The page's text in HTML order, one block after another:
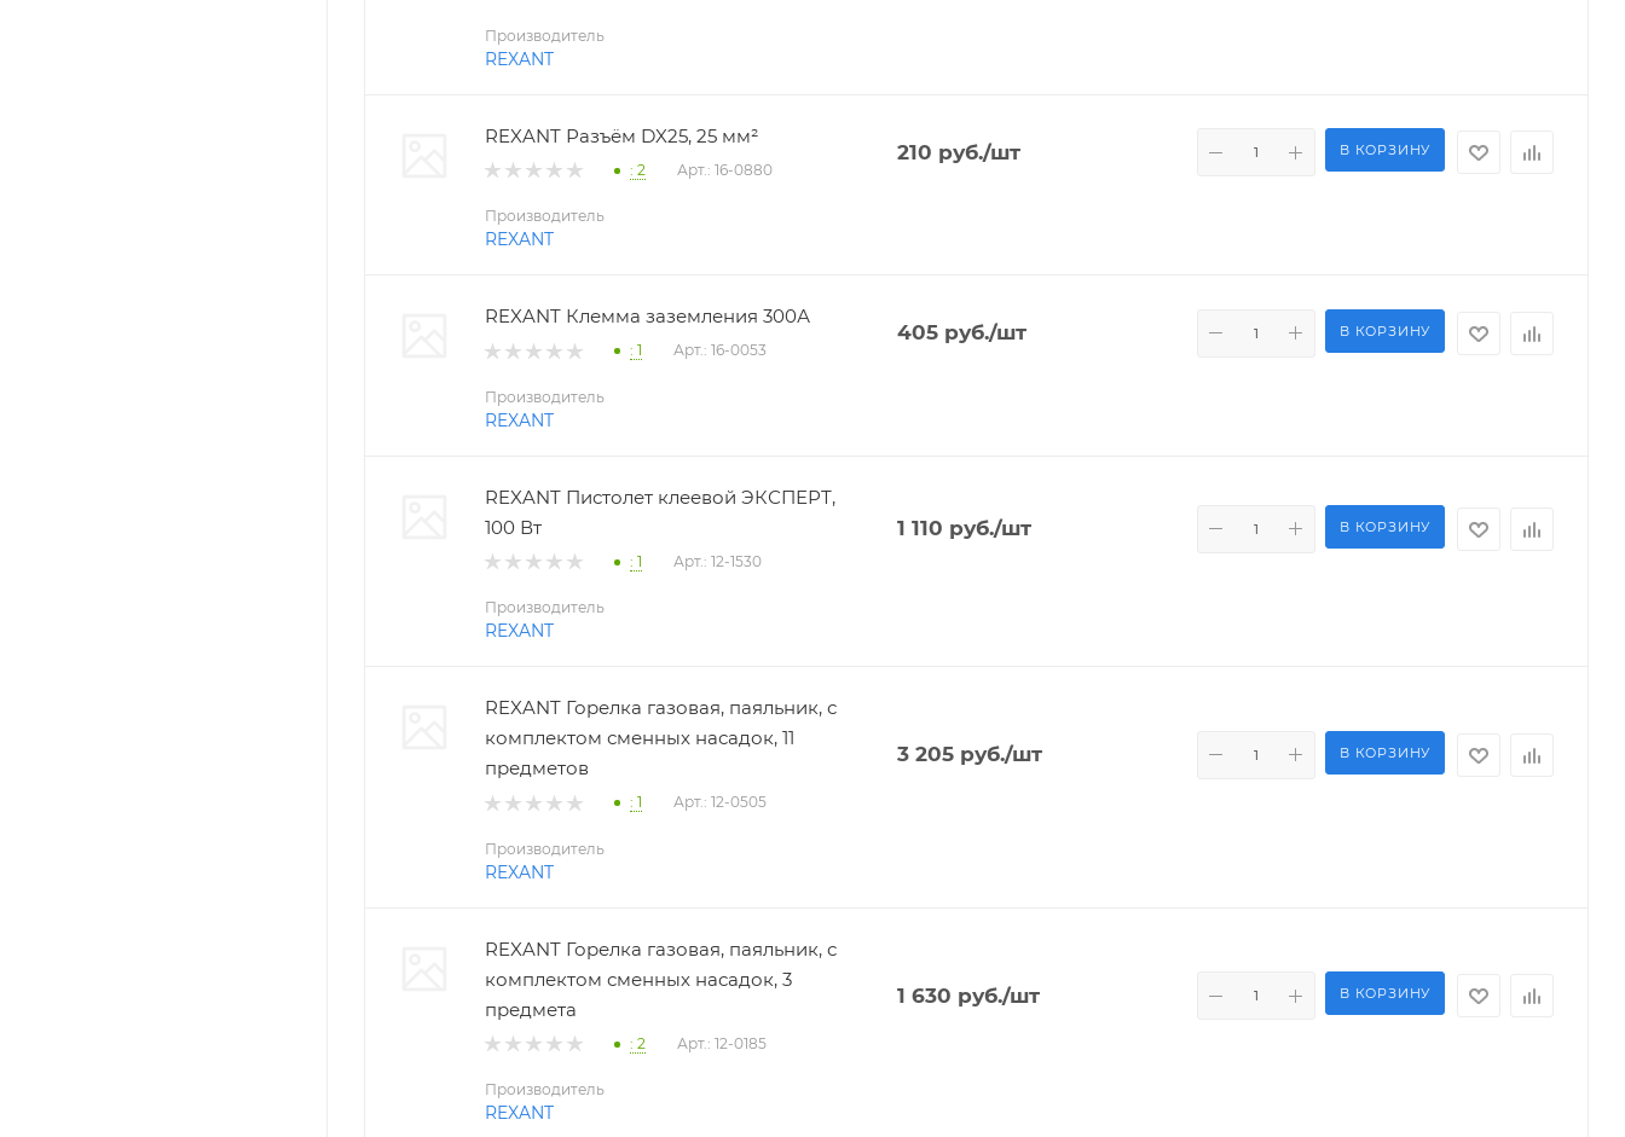
Производитель
REXANT
REXANT Разъём DX25, 25 мм²
: 2 Арт.: 16-0880
210 руб./шт В КОРЗИНУ
Производитель
REXANT
REXANT Клемма заземления 300А
: 1 Арт.: 16-0053
405руб./шт В КОРЗИНУ
Производитель
REXANT
REXANT Пистолет клеевой ЭКСПЕРТ,
100 Вт
: 1 Арт.: 12-1530
1 110 руб./шт В КОРЗИНУ
Производитель
REXANT
REXANT Горелка газовая, паяльник, с
комплектом сменных насадок, 11
предметов
: 1 Арт.: 12-0505
3 205руб./шт В КОРЗИНУ
Производитель
REXANT
REXANT Горелка газовая, паяльник, с
комплектом сменных насадок, 3
предмета
: 2 Арт.: 12-0185
1 630 руб./шт В КОРЗИНУ
Производитель
REXANT